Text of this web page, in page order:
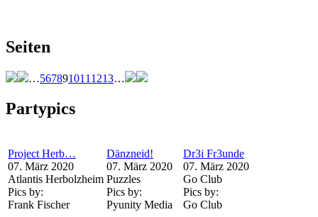
Seiten
…567891011 1213…
Partypics
Project Herb…
07. März 2020
Atlantis Herbolzheim
Pics by:
Frank Fischer
Dänzneid!
07. März 2020
Puzzles
Pics by:
Pyunity Media
Dr3i Fr3unde
07. März 2020
Go Club
Pics by:
Go Club